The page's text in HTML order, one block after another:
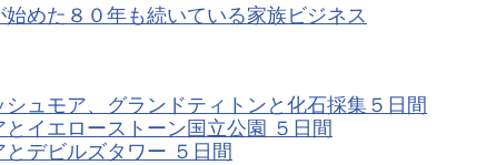
めた８０年も続いている家族ビジネス
ュモア、グランドティトンと化石採集５日間
イエローストーン国立公園 ５日間
デビルズタワー ５日間